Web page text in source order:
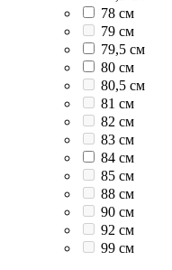
78 см
79 см
79,5 см
80 см
80,5 см
81 см
82 см
83 см
84 см
85 см
88 см
90 см
92 см
99 см